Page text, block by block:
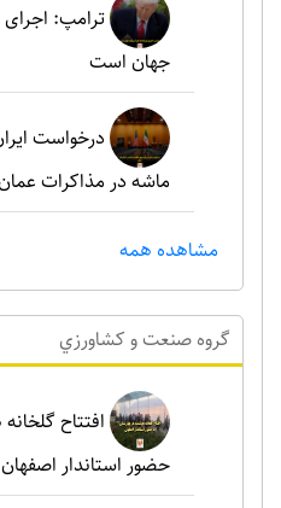
ترامپ: اجرای
جهان است
درخواست
ماشه در مذاکرات
مشاهده همه
گروه صنعت و کشاورزي
افتتاح
حضور استاندار اصفهان